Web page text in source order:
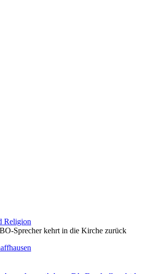
Religion
Sprecher kehrt in die Kirche zurück